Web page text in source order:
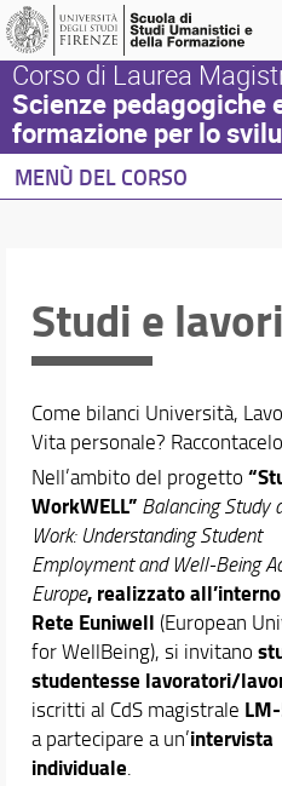
Corso di Laurea
Scienze pedagogiche
formazione per lo
MENÙ DEL CORSO
Orientamento
Internazionalizzazione
Eventi e progetti
Studi e
Come bilanci Università,
Vita personale?
Nell’ambito del progetto
WorkWELL” Balancing Study
Work: Understanding Student
Employment and Well-Being
Europe, realizzato
Rete Euniwell (European
for WellBeing), si invitano
studentesse lavoratori/
iscritti al CdS magistrale
a partecipare a un’intervista
individuale.